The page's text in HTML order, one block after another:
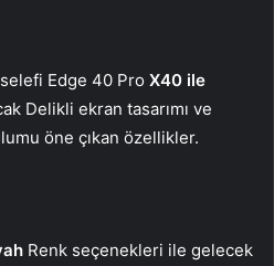
Edge 40 Pro X40 ile
Delikli ekran tasarımı ve
öne çıkan özellikler.
Renk seçenekleri ile gelecek